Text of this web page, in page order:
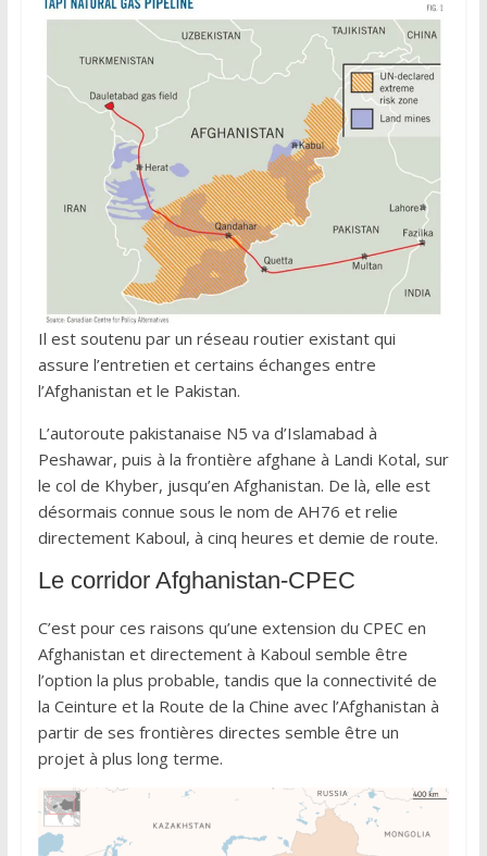
Il est soutenu par un réseau routier existant qui
assure l’entretien et certains échanges entre
l’Afghanistan et le Pakistan.
L’autoroute pakistanaise N5 va d’Islamabad à
Peshawar, puis à la frontière afghane à Landi Kotal, sur
le col de Khyber, jusqu’en Afghanistan. De là, elle est
désormais connue sous le nom de AH76 et relie
directement Kaboul, à cinq heures et demie de route.
Le corridor Afghanistan-CPEC
C’est pour ces raisons qu’une extension du CPEC en
Afghanistan et directement à Kaboul semble être
l’option la plus probable, tandis que la connectivité de
la Ceinture et la Route de la Chine avec l’Afghanistan à
partir de ses frontières directes semble être un
projet à plus long terme.